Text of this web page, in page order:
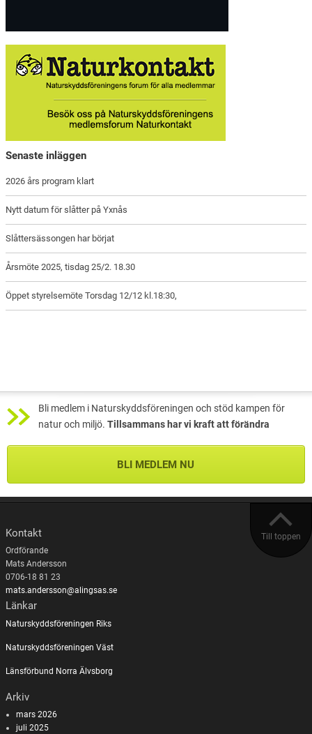
Senaste inläggen
2026 års program klart
Nytt datum för slåtter på Yxnås
Slåttersässongen har börjat
Årsmöte 2025, tisdag 25/2. 18.30
Öppet styrelsemöte Torsdag 12/12 kl.18:30,
Bli medlem i Naturskyddsföreningen och stöd kampen för
natur och miljö. Tillsammans har vi kraft att förändra
BLI MEDLEM NU
Till toppen
Kontakt
Ordförande
Mats Andersson
0706-18 81 23
mats.andersson@alingsas.se
Länkar
Naturskyddsföreningen Riks
Naturskyddsföreningen Väst
Länsförbund Norra Älvsborg
Arkiv
mars 2026
juli 2025